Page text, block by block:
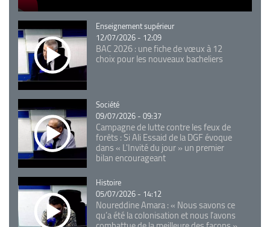
Catégorie
Enseignement supérieur
12/07/2026 - 12:09
BAC 2026 : une fiche de vœux à 12
choix pour les nouveaux bacheliers
Catégorie
Société
09/07/2026 - 09:37
Campagne de lutte contre les feux de
forêts : Si Ali Essaid de la DGF évoque
dans « L'Invité du jour » un premier
bilan encourageant
Catégorie
Histoire
05/07/2026 - 14:12
Noureddine Amara : « Nous savons ce
qu’a été la colonisation et nous l’avons